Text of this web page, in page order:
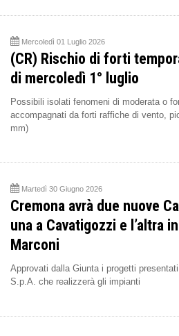
Mercoledì 01 Luglio 2026
(CR) Rischio di forti
di mercoledì 1° luglio
Possibili isolati fenomeni di moderata o
accompagnati da forti raffiche di vento,
mm)
Martedì 30 Giugno 2026
Cremona avrà due nuove
una a Cavatigozzi e l’altra
Marconi
Approvati dalla Giunta i progetti
S.p.A. che realizzerà gli impianti